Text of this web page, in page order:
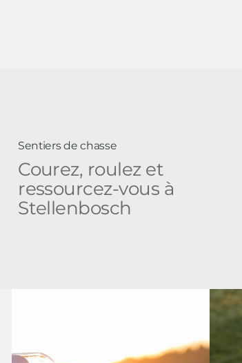
Sentiers de chasse
Courez, roulez et
ressourcez-vous à
Stellenbosch